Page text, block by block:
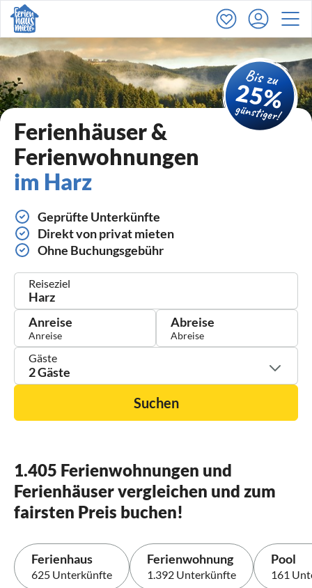
Ferienhäuser &
Ferienwohnungen
im Harz
Geprüfte Unterkünfte
Direkt von privat mieten
Ohne Buchungsgebühr
Reiseziel
Anreise Abreise
Gäste
2 Gäste
Suchen
1.405 Ferienwohnungen und
Ferienhäuser vergleichen und zum
fairsten Preis buchen!
Ferienhaus
625 Unterkünfte
Ferienwohnung
1.392 Unterkünfte
Pool
161